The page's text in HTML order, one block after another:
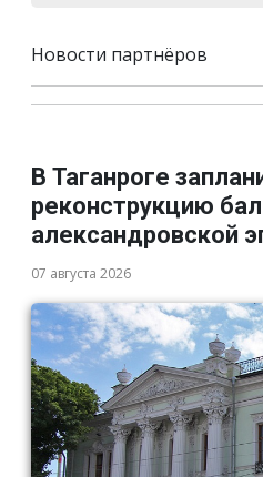
Новости партнёров
В Таганроге
реконструкцию
александровской
07 августа 2026